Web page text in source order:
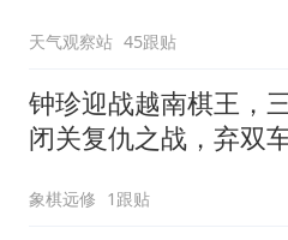
天气观察站 45跟贴
钟珍迎战越南棋王，
闭关复仇之战，弃双
象棋远修 1跟贴